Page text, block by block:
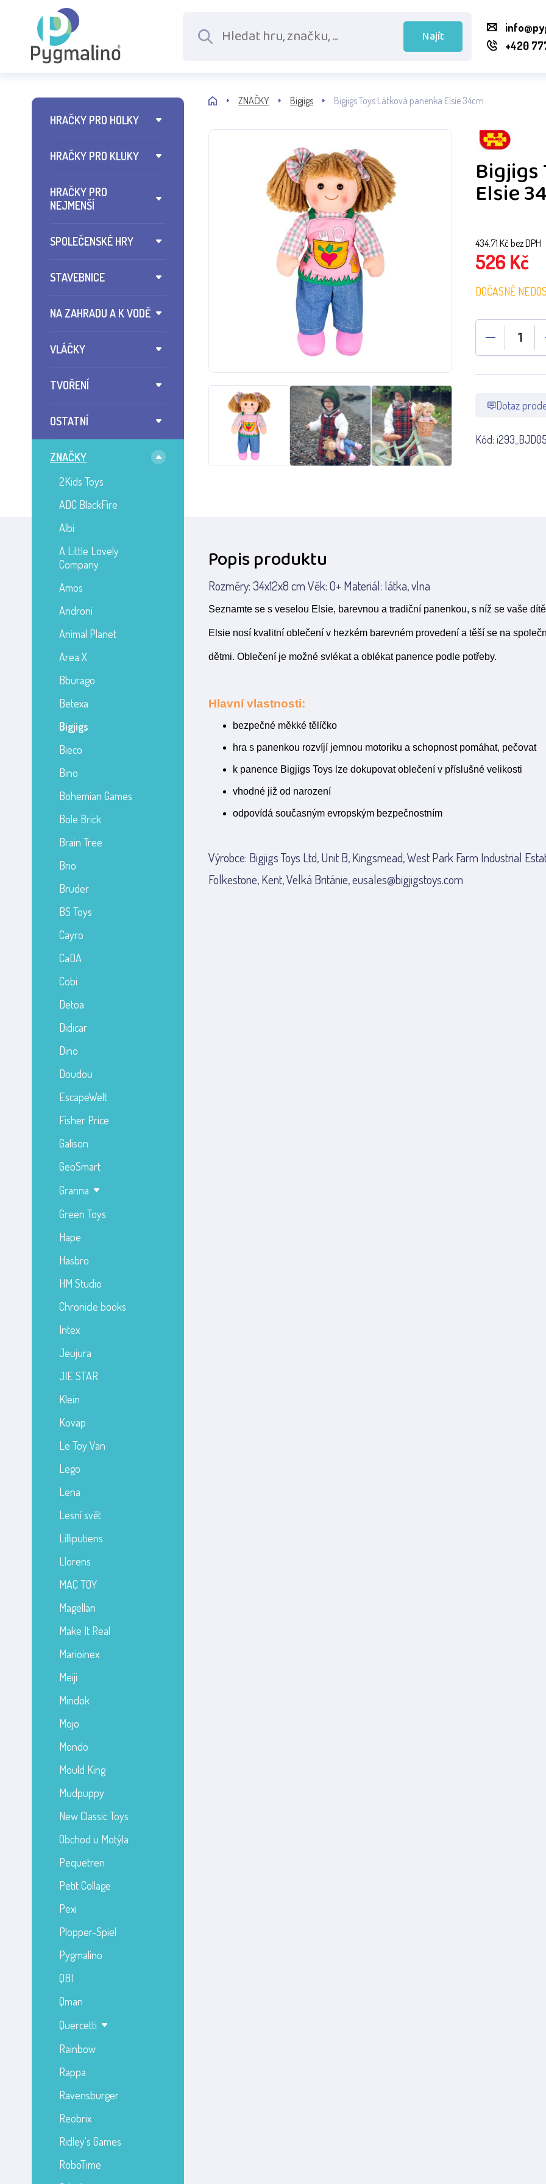
Najít
+420
HRAČKY PRO HOLKY
HRAČKY PRO KLUKY
HRAČKY PRO
NEJMENŠÍ
SPOLEČENSKÉ HRY
STAVEBNICE
NA ZAHRADU A K VODĚ
VLÁČKY
TVOŘENÍ
OSTATNÍ
ZNAČKY
2Kids Toys
ADC BlackFire
Albi
A Little Lovely
Company
Amos
Androni
Animal Planet
Area X
Bburago
Betexa
Bigjigs
Bieco
Bino
Bohemian Games
Bole Brick
Brain Tree
Brio
Bruder
BS Toys
Cayro
CaDA
Cobi
Detoa
Didicar
Dino
Doudou
EscapeWelt
Fisher Price
Galison
GeoSmart
Granna
Green Toys
Hape
Hasbro
HM Studio
Chronicle books
Intex
Jeujura
JIE STAR
Klein
Kovap
Le Toy Van
Lego
Lena
Lesní svět
Lilliputiens
Llorens
MAC TOY
Magellan
Make It Real
Marioinex
Meiji
Mindok
Mojo
Mondo
Mould King
Mudpuppy
New Classic Toys
Obchod u Motýla
Pequetren
Petit Collage
Pexi
Plopper-Spiel
Pygmalino
QBI
Qman
Quercetti
Rainbow
Rappa
Ravensburger
Reobrix
Ridley's Games
RoboTime
ZNAČKY Bigjigs Bigjigs Toys Látková panenka Elsie 34cm
Elsie
434.71 Kč bez DPH
526 Kč
DOČASNĚ
Dotaz
Kód:
Popis produktu
Rozměry: 34x12x8 cm Věk: 0+ Materiál: látka, vlna
Seznamte se s veselou Elsie, barevnou a tradiční panenkou, s níž se vaše
Elsie nosí kvalitní oblečení v hezkém barevném provedení a těší se na
dětmi. Oblečení je možné svlékat a oblékat panence podle potřeby.
Hlavní vlastnosti:
bezpečné měkké tělíčko
hra s panenkou rozvíjí jemnou motoriku a schopnost pomáhat, pečovat
k panence Bigjigs Toys lze dokupovat oblečení v příslušné velikosti
vhodné již od narození
odpovídá současným evropským bezpečnostním
Výrobce: Bigjigs Toys Ltd, Unit B, Kingsmead, West Park Farm Industrial
Folkestone, Kent, Velká Británie, eusales@bigjigstoys.com